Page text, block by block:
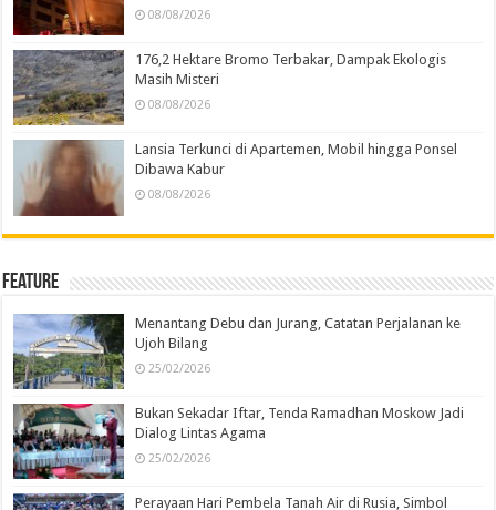
08/08/2026
176,2 Hektare Bromo Terbakar, Dampak Ekologis
Masih Misteri
08/08/2026
Lansia Terkunci di Apartemen, Mobil hingga Ponsel
Dibawa Kabur
08/08/2026
Feature
Menantang Debu dan Jurang, Catatan Perjalanan ke
Ujoh Bilang
25/02/2026
Bukan Sekadar Iftar, Tenda Ramadhan Moskow Jadi
Dialog Lintas Agama
25/02/2026
Perayaan Hari Pembela Tanah Air di Rusia, Simbol